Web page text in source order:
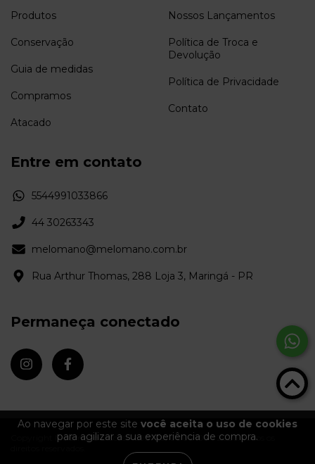
Ao navegar por este site você aceita o uso de cookies
para agilizar a sua experiência de compra.
Produtos
Conservação
Guia de medidas
Compramos
Atacado
Nossos Lançamentos
Política de Troca e
Devolução
Política de Privacidade
Contato
Entre em contato
5544991033866
44 30263343
melomano@melomano.com.br
Rua Arthur Thomas, 288 Loja 3, Maringá - PR
Permaneça conectado
Copyright Melômano Discos - 09372670000103 - 2026. Todos os